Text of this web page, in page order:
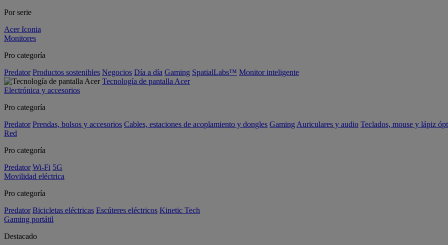
Por serie
Acer Iconia
Monitores
Pro categoría
Predator Productos sostenibles Negocios Día a día Gaming SpatialLabs™ Monitor inteligente
Tecnología de pantalla Acer
Electrónica y accesorios
Pro categoría
Predator Prendas, bolsos y accesorios Cables, estaciones de acoplamiento y dongles Gaming Auriculares y audio Teclados, mouse y lápiz
Red
Pro categoría
Predator Wi-Fi 5G
Movilidad eléctrica
Pro categoría
Predator Bicicletas eléctricas Escúteres eléctricos Kinetic Tech
Gaming portátil
Destacado